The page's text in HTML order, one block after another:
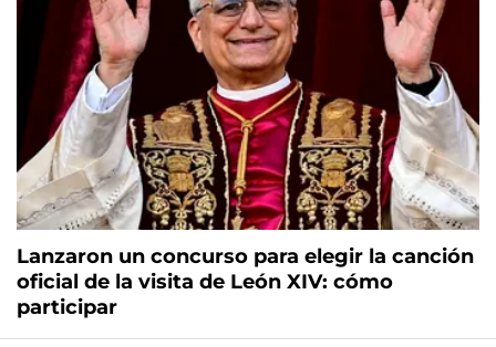
Lanzaron un concurso para elegir la canción
oficial de la visita de León XIV: cómo
participar